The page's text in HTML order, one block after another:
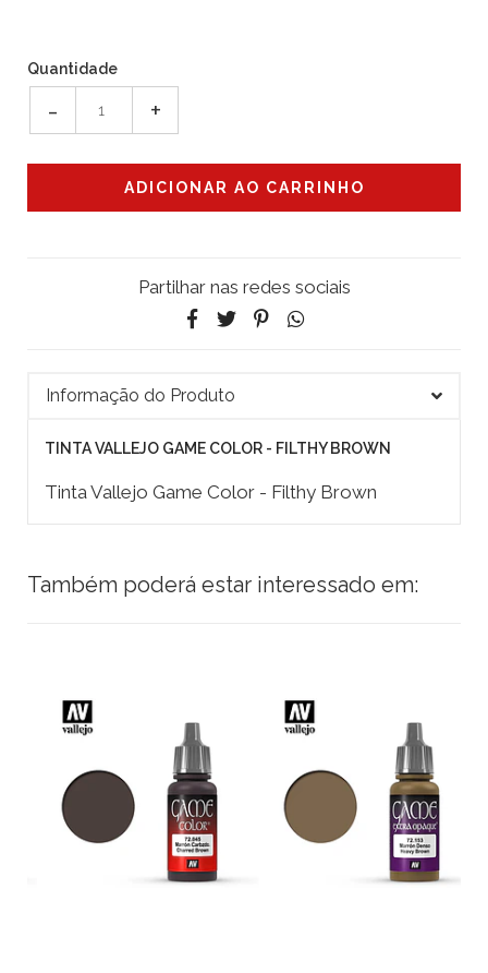
Quantidade
- +
Partilhar nas redes sociais
Informação do Produto
TINTA VALLEJO GAME COLOR - FILTHY BROWN
Tinta Vallejo Game Color - Filthy Brown
Também poderá estar interessado em: